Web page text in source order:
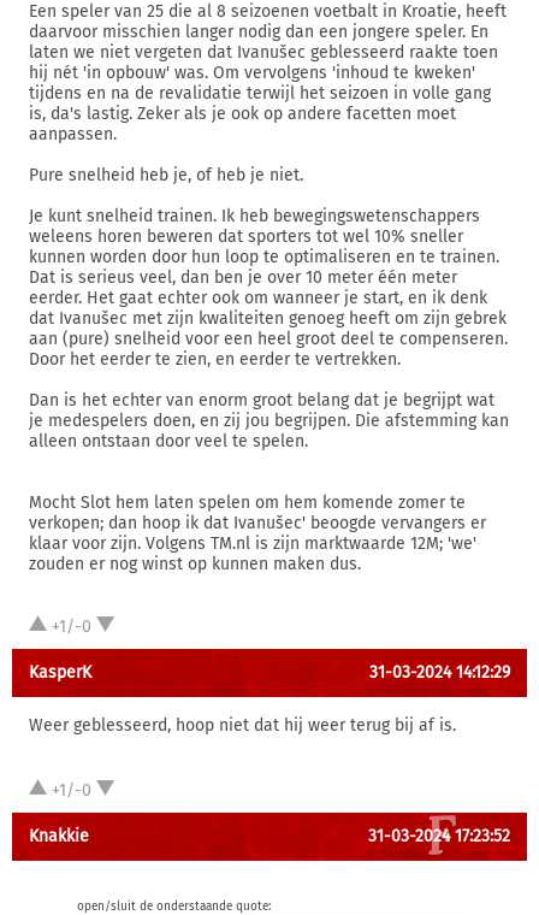
Een speler van 25 die al 8 seizoenen voetbalt in Kroatie, heeft
daarvoor misschien langer nodig dan een jongere speler. En
laten we niet vergeten dat Ivanušec geblesseerd raakte toen
hij nét 'in opbouw' was. Om vervolgens 'inhoud te kweken'
tijdens en na de revalidatie terwijl het seizoen in volle gang
is, da's lastig. Zeker als je ook op andere facetten moet
aanpassen.
Pure snelheid heb je, of heb je niet.
Je kunt snelheid trainen. Ik heb bewegingswetenschappers
weleens horen beweren dat sporters tot wel 10% sneller
kunnen worden door hun loop te optimaliseren en te trainen.
Dat is serieus veel, dan ben je over 10 meter één meter
eerder. Het gaat echter ook om wanneer je start, en ik denk
dat Ivanušec met zijn kwaliteiten genoeg heeft om zijn gebrek
aan (pure) snelheid voor een heel groot deel te compenseren.
Door het eerder te zien, en eerder te vertrekken.
Dan is het echter van enorm groot belang dat je begrijpt wat
je medespelers doen, en zij jou begrijpen. Die afstemming kan
alleen ontstaan door veel te spelen.
Mocht Slot hem laten spelen om hem komende zomer te
verkopen; dan hoop ik dat Ivanušec' beoogde vervangers er
klaar voor zijn. Volgens TM.nl is zijn marktwaarde 12M; 'we'
zouden er nog winst op kunnen maken dus.
+1/-0
KasperK 31-03-2024 14:12:29
Weer geblesseerd, hoop niet dat hij weer terug bij af is.
+1/-0
Knakkie 31-03-2024 17:23:52
open/sluit de onderstaande quote: